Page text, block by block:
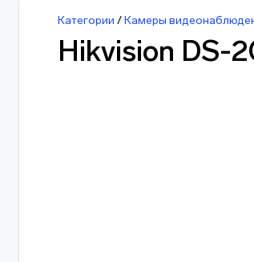
Категории /Камеры
Hikvision DS-